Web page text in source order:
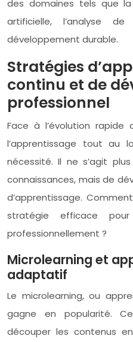
des domaines tels que la
artificielle, l’analyse
développement durable.
Stratégies
continu et de
professionnel
Face à l’évolution rapide
l’apprentissage tout au
nécessité. Il ne s’agit
connaissances, mais de
d’apprentissage.
stratégie efficace
professionnellement ?
Microlearning et
adaptatif
Le microlearning, ou
gagne en popularité.
découper les contenus